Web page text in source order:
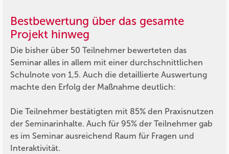
Bestbewertung über das gesamte
Projekt hinweg
Die bisher über 50 Teilnehmer bewerteten das
Seminar alles in allem mit einer durchschnittlichen
Schulnote von 1,5. Auch die detaillierte Auswertung
machte den Erfolg der Maßnahme deutlich:
Die Teilnehmer bestätigten mit 85% den Praxisnutzen
der Seminarinhalte. Auch für 95% der Teilnehmer gab
es im Seminar ausreichend Raum für Fragen und
Interaktivität.